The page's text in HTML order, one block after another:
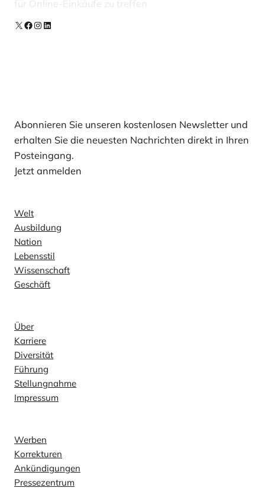
für Online-Einkäufe zu treffen
X Facebook
Instagram
LinkedIn
Abonnieren Sie unseren kostenlosen Newsletter und
erhalten Sie die neuesten Nachrichten direkt in Ihren
Posteingang.
Jetzt anmelden
Welt
Ausbildung
Nation
Lebensstil
Wissenschaft
Geschäft
Über
Karriere
Diversität
Führung
Stellungnahme
Impressum
Werben
Korrekturen
Ankündigungen
Pressezentrum